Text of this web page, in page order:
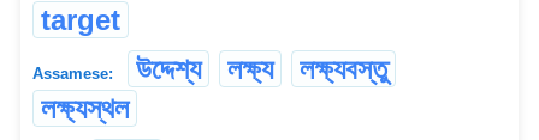
target
Assamese: উদ্দেশ্য লক্ষ্য
লক্ষ্যবস্তু
লক্ষ্যস্থল